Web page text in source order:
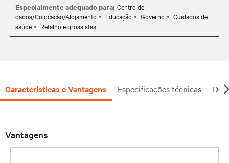
Especialmente adequado para: Centro de
dados/Colocação/Alojamento
Educação Governo
Cuidados de
saúde
Retalho e grossistas
Características e Vantagens Especificações técnicas
Vantagens